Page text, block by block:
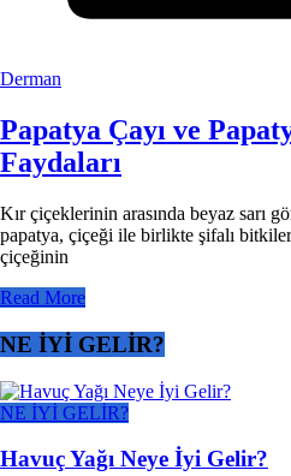
Derman
Papatya Çayı ve
Faydaları
Kır çiçeklerinin arasında beyaz sarı
papatya, çiçeği ile birlikte şifalı bitkiler
çiçeğinin
Read More
NE İYİ GELİR?
NE İYİ GELİR?
Havuç Yağı Neye İyi Gelir?